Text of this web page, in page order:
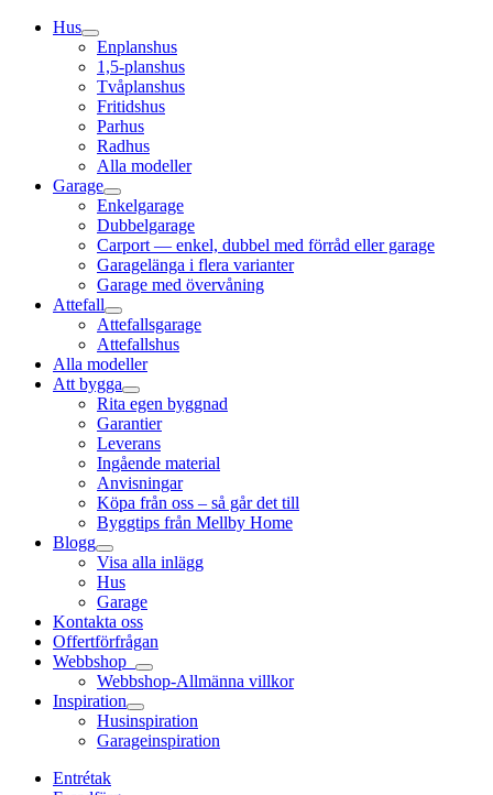
Hus
Enplanshus
1,5-planshus
Tvåplanshus
Fritidshus
Parhus
Radhus
Alla modeller
Garage
Enkelgarage
Dubbelgarage
Carport — enkel, dubbel med förråd eller garage
Garagelänga i flera varianter
Garage med övervåning
Attefall
Attefallsgarage
Attefallshus
Alla modeller
Att bygga
Rita egen byggnad
Garantier
Leverans
Ingående material
Anvisningar
Köpa från oss – så går det till
Byggtips från Mellby Home
Blogg
Visa alla inlägg
Hus
Garage
Kontakta oss
Offertförfrågan
Webbshop
Webbshop-Allmänna villkor
Inspiration
Husinspiration
Garageinspiration
Entrétak